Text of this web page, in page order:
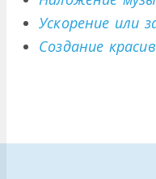
Ускорение или
Создание